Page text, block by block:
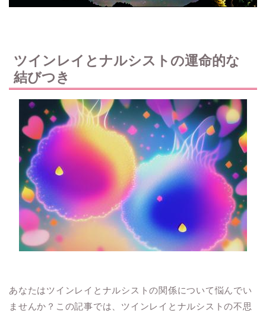
ツインレイとナルシストの運命的な
結びつき
あなたはツインレイとナルシストの関係について悩んでい
ませんか？この記事では、ツインレイとナルシストの不思